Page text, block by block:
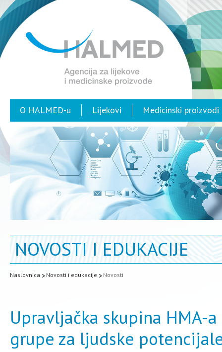
O HALMED-u Lijekovi Medicinski proizvodi
NOVOSTI I EDUKACIJE
Naslovnica Novosti i edukacije Novosti
Upravljačka skupina HMA-
grupe za ljudske